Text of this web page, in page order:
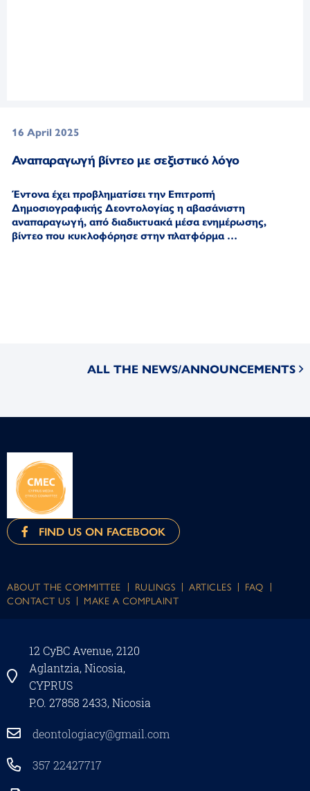
16 April 2025
Αναπαραγωγή βίντεο με σεξιστικό λόγο
Έντονα έχει προβληματίσει την Επιτροπή
Δημοσιογραφικής Δεοντολογίας η αβασάνιστη
αναπαραγωγή,από διαδικτυακά μέσα ενημέρωσης,
βίντεο που κυκλοφόρησε στην πλατφόρμα …
ALL THE NEWS/ANNOUNCEMENTS
FIND US ON FACEBOOK
ABOUT THE COMMITTEE RULINGS ARTICLES
FAQ
CONTACT US
MAKE A COMPLAINT
12 CyBC Avenue, 2120
Aglantzia, Nicosia,
CYPRUS
P.O. 27858 2433, Nicosia
deontologiacy@gmail.com
357 22427717